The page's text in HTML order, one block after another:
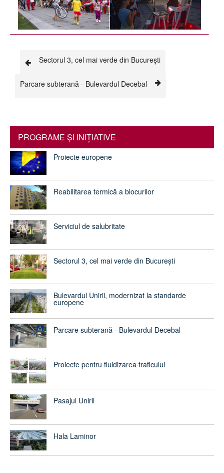
Sectorul 3, cel mai verde din București
Parcare subterană - Bulevardul Decebal
PROGRAME ŞI INIŢIATIVE
Proiecte europene
Reabilitarea termică a blocurilor
Serviciul de salubritate
Sectorul 3, cel mai verde din București
Bulevardul Unirii, modernizat la standarde
europene
Parcare subterană - Bulevardul Decebal
Proiecte pentru fluidizarea traficului
Pasajul Unirii
Hala Laminor